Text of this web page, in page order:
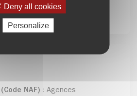
Deny all cookies
Personalize
NAF) : Agences